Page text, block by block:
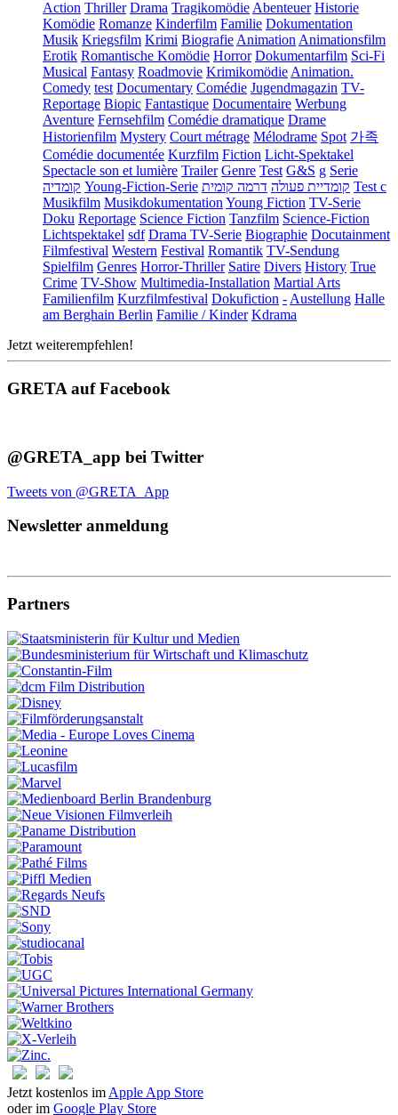
Action Thriller Drama Tragikomödie Abenteuer Historie
Komödie Romanze Kinderfilm Familie Dokumentation
Musik Kriegsfilm Krimi Biografie Animation Animationsfilm
Erotik Romantische Komödie Horror Dokumentarfilm Sci-Fi
Musical Fantasy Roadmovie Krimikomödie Animation.
Comedy test Documentary Comédie Jugendmagazin TV-
Reportage Biopic Fantastique Documentaire Werbung
Aventure Fernsehfilm Comédie dramatique Drame
Historienfilm Mystery Court métrage Mélodrame Spot 가족
Comédie documentée Kurzfilm Fiction Licht-Spektakel
Spectacle son et lumière Trailer Genre Test G&S g Serie
קומדיה Young-Fiction-Serie קומדיית פעולה דרמה קומית
Test c
Musikfilm Musikdokumentation Young Fiction TV-Serie
Doku Reportage Science Fiction Tanzfilm Science-Fiction
Lichtspektakel sdf Drama TV-Serie Biographie Docutainment
Filmfestival Western Festival Romantik TV-Sendung
Spielfilm Genres Horror-Thriller Satire Divers History True
Crime TV-Show Multimedia-Installation Martial Arts
Familienfilm Kurzfilmfestival Dokufiction - Austellung Halle
am Berghain Berlin Familie / Kinder Kdrama
Jetzt weiterempfehlen!
GRETA auf Facebook
@GRETA_app bei Twitter
Tweets von @GRETA_App
Newsletter anmeldung
Partners
Jetzt kostenlos im Apple App Store
oder im Google Play Store